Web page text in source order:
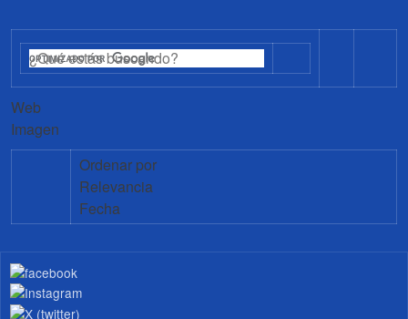
Web
Imagen
Ordenar por
Relevancia
Fecha